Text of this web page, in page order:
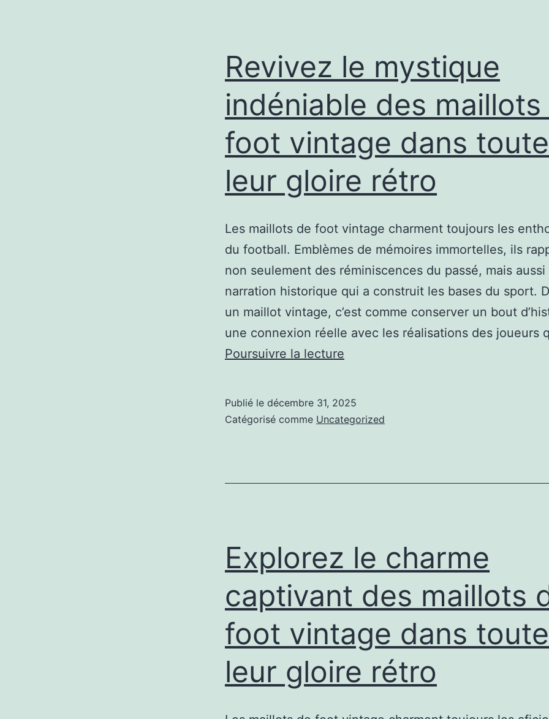
la
clé
d’une
rénovation
de
maison
fluide,
et
satisfaisante
sur
tous
les
plans
Revivez le mystique
indéniable des
foot vintage dans toute
leur gloire rétro
Les maillots de foot vintage charment toujours les
du football. Emblèmes de mémoires immortelles, ils
non seulement des réminiscences du passé, mais aussi
narration historique qui a construit les bases du sport.
un maillot vintage, c’est comme conserver un bout
une connexion réelle avec les réalisations des joueurs
Poursuivre la lecture
indéniable
toute
leur
gloire
rétro
Publié le décembre 31, 2025
Catégorisé comme Uncategorized
Explorez le charme
captivant des maillots
foot vintage dans toute
leur gloire rétro